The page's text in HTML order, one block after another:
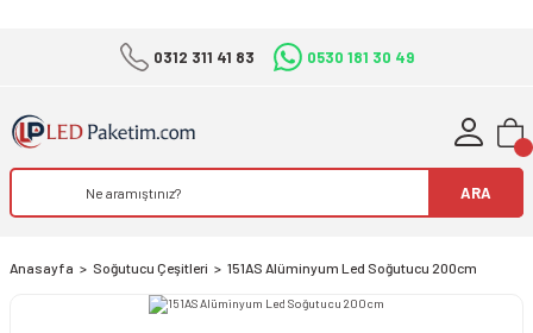
0312 311 41 83 0530 181 30 49
ARA
Anasayfa Soğutucu Çeşitleri 151AS Alüminyum Led Soğutucu 200cm